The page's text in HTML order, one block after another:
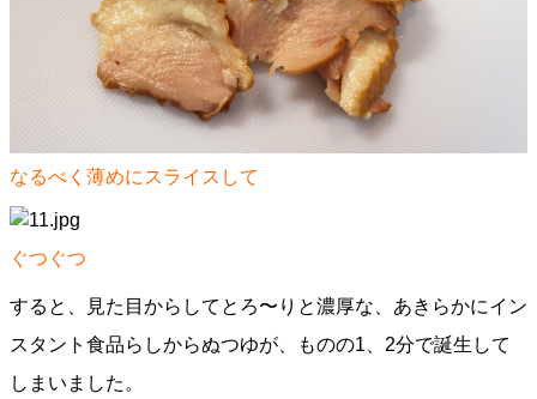
なるべく薄めにスライスして
ぐつぐつ
すると、見た目からしてとろ〜りと濃厚な、あきらかにイン
スタント食品らしからぬつゆが、ものの1、2分で誕生して
しまいました。